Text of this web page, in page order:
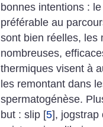
bonnes intentions :
préférable au
sont bien réelles, les
nombreuses,
thermiques visent à
les remontant dans
spermatogénèse.
but : slip [5], jogstrap